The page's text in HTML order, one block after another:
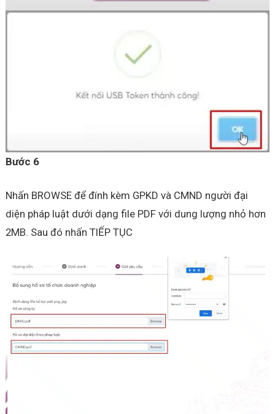
Bước 6
Nhấn BROWSE để đính kèm GPKD và CMND người đại
diện pháp luật dưới dạng file PDF với dung lượng nhỏ hơn
2MB. Sau đó nhấn TIẾP TỤC